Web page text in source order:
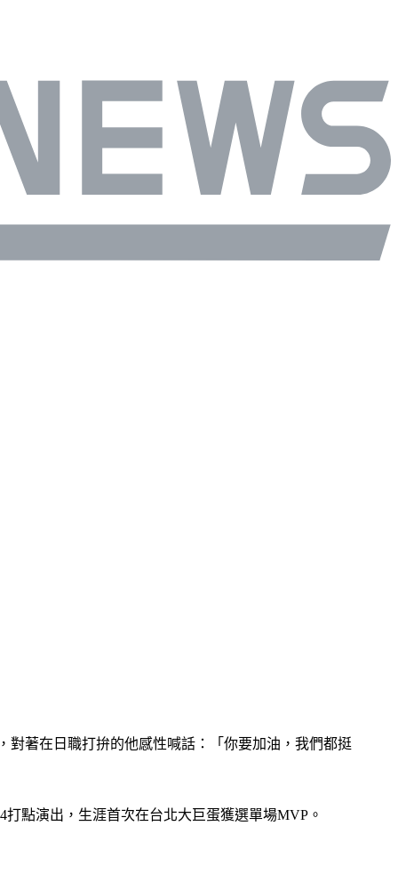
對著在日職打拚的他感性喊話：「你要加油，我們都挺
點演出，生涯首次在台北大巨蛋獲選單場MVP。